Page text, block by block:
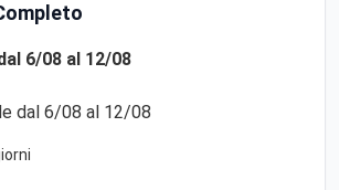
6/08 al 12/08